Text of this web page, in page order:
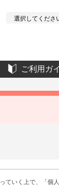
ご利用ガ
ていく上で、「個